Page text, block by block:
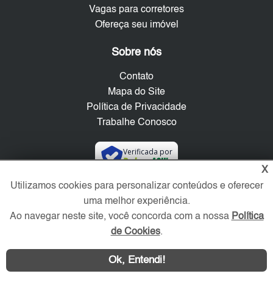
Vagas para corretores
Ofereça seu imóvel
Sobre nós
Contato
Mapa do Site
Política de Privacidade
Trabalhe Conosco
Verificada por
Redes Sociais
X
Utilizamos cookies para personalizar conteúdos e oferecer
uma melhor experiência.
Ao navegar neste site, você concorda com a nossa Política
de Cookies.
Ok, Entendi!